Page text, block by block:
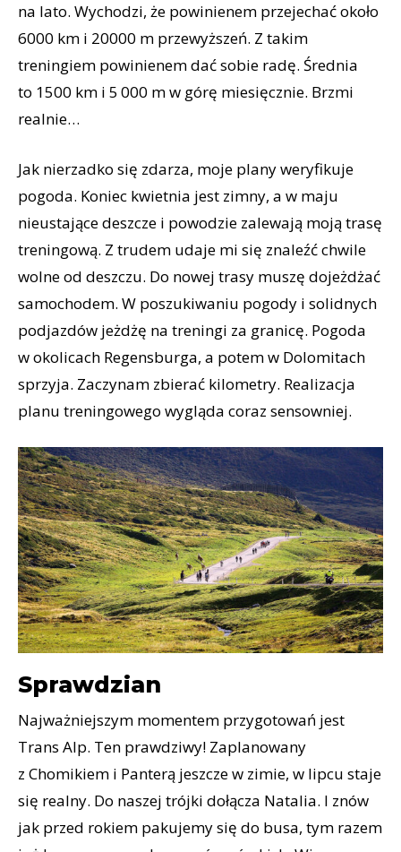
na lato. Wychodzi, że powinienem przejechać około
6000 km i 20000 m przewyższeń. Z takim
treningiem powinienem dać sobie radę. Średnia
to 1500 km i 5 000 m w górę miesięcznie. Brzmi
realnie…
Jak nierzadko się zdarza, moje plany weryfikuje
pogoda. Koniec kwietnia jest zimny, a w maju
nieustające deszcze i powodzie zalewają moją trasę
treningową. Z trudem udaje mi się znaleźć chwile
wolne od deszczu. Do nowej trasy muszę dojeżdżać
samochodem. W poszukiwaniu pogody i solidnych
podjazdów jeżdżę na treningi za granicę. Pogoda
w okolicach Regensburga, a potem w Dolomitach
sprzyja. Zaczynam zbierać kilometry. Realizacja
planu treningowego wygląda coraz sensowniej.
Sprawdzian
Najważniejszym momentem przygotowań jest
Trans Alp. Ten prawdziwy! Zaplanowany
z Chomikiem i Panterą jeszcze w zimie, w lipcu staje
się realny. Do naszej trójki dołącza Natalia. I znów
jak przed rokiem pakujemy się do busa, tym razem